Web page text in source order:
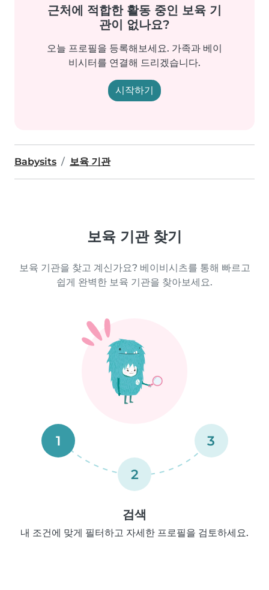
근처에 적합한 활동 중인 보육 기
관이 없나요?
오늘 프로필을 등록해보세요. 가족과 베이
비시터를 연결해 드리겠습니다.
시작하기
Babysits 보육 기관
보육 기관 찾기
보육 기관을 찾고 계신가요? 베이비시츠를 통해 빠르고
쉽게 완벽한 보육 기관을 찾아보세요.
1
2
3
검색
내 조건에 맞게 필터하고 자세한 프로필을 검토하세요.